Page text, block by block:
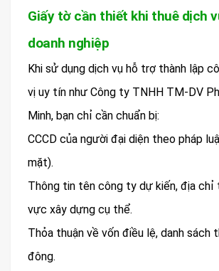
Giấy tờ cần thiết khi thuê dịch
doanh nghiệp
Khi sử dụng dịch vụ hỗ trợ thành lập
vị uy tín như Công ty TNHH TM-DV
Minh, bạn chỉ cần chuẩn bị:
CCCD của người đại diện theo pháp
mặt).
Thông tin tên công ty dự kiến, địa chỉ
vực xây dựng cụ thể.
Thỏa thuận về vốn điều lệ, danh sách
đông.